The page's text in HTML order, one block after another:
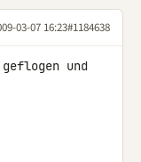
03-07 16:23#1184638
und